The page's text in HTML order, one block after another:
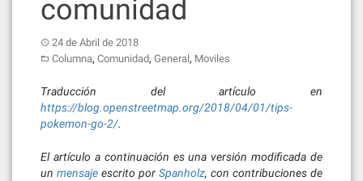
comunidad
24 de Abril de 2018
Columna, Comunidad, General, Moviles
Traducción del artículo en
https://blog.openstreetmap.org/2018/04/01/tips-
pokemon-go-2/.
El artículo a continuación es una versión modificada de
un mensaje escrito por Spanholz, con contribuciones de